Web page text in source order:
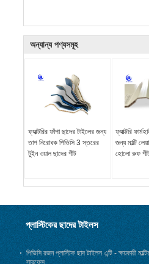
অন্যান্য পণ্যসমূহ
ফ্যাক্টরির ফাঁপা ছাদের টাইলের জন্য
তাপ নিরোধক পিভিসি 3 স্তরের
টুইন ওয়াল ছাদের শীট
ফ্যাক্টরি
জন্য মাল্টি
হোলো রুফ
প্লাস্টিকের ছাদের টাইলস
পিভিসি রজন প্লাস্টিক ছাদ টাইলস এন্টি - ক্ষয়কারী
সারফেস